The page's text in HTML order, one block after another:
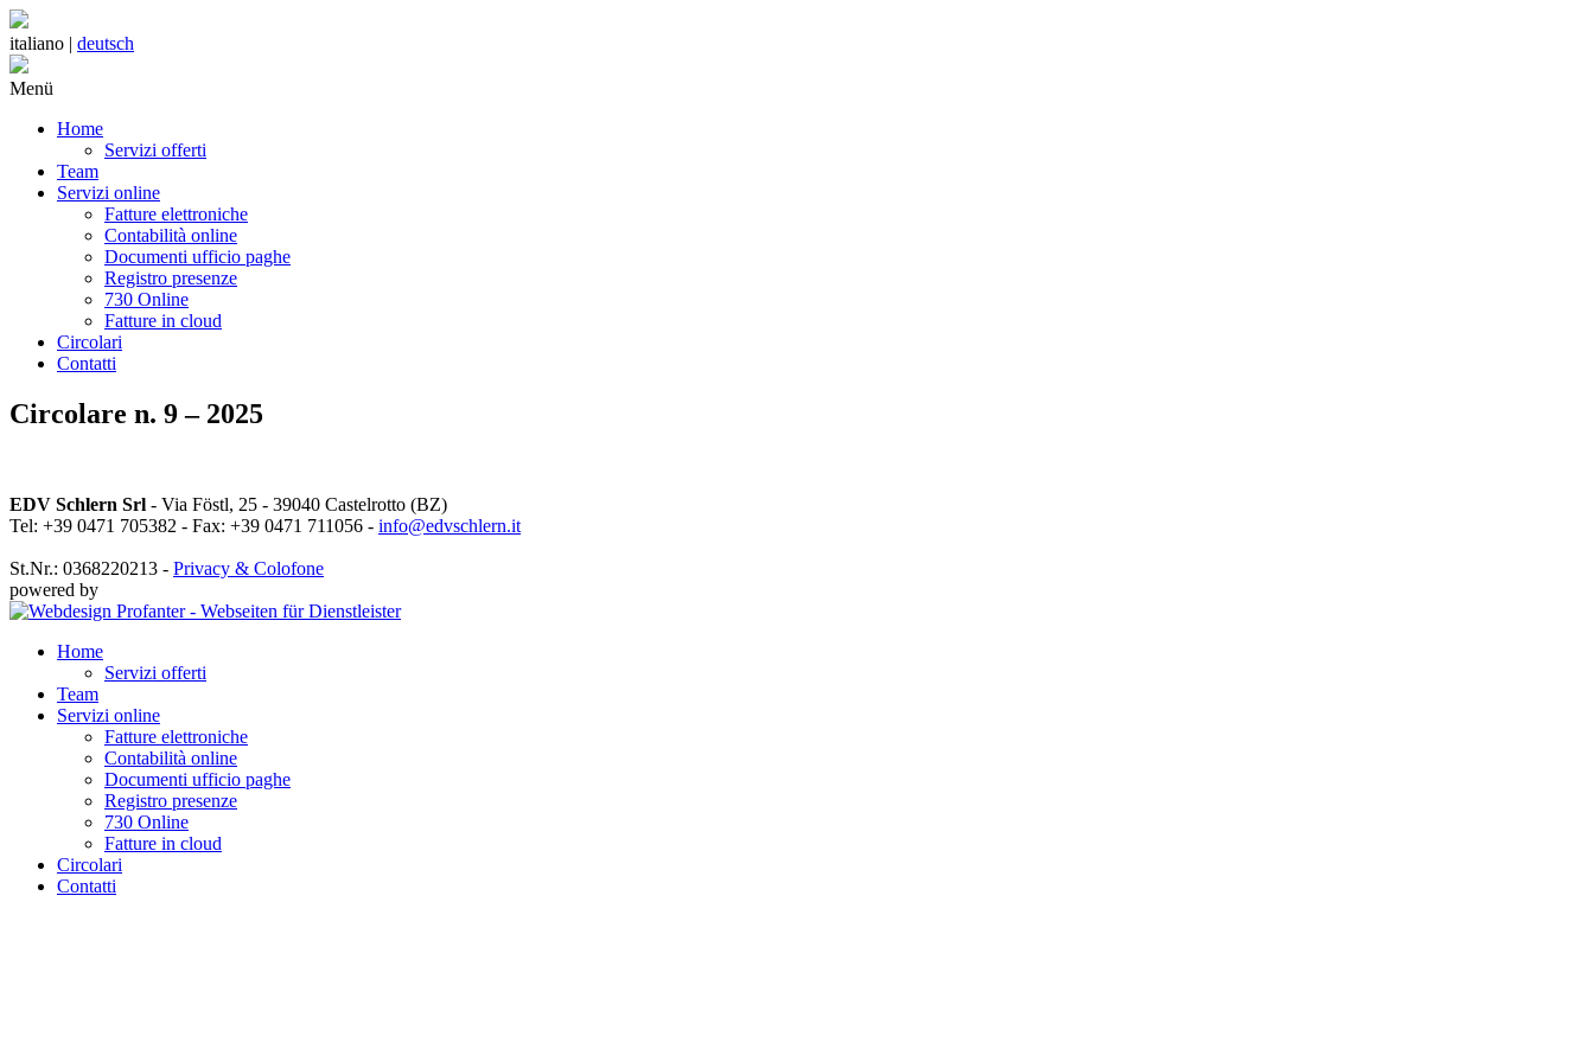
italiano | deutsch
Menü
Home
Servizi offerti
Team
Servizi online
Fatture elettroniche
Contabilità online
Documenti ufficio paghe
Registro presenze
730 Online
Fatture in cloud
Circolari
Contatti
Circolare n. 9 – 2025
EDV Schlern Srl - Via Föstl, 25 - 39040 Castelrotto (BZ)
Tel: +39 0471 705382 - Fax: +39 0471 711056 - info@edvschlern.it
St.Nr.: 0368220213 - Privacy & Colofone
powered by
Home
Servizi offerti
Team
Servizi online
Fatture elettroniche
Contabilità online
Documenti ufficio paghe
Registro presenze
730 Online
Fatture in cloud
Circolari
Contatti